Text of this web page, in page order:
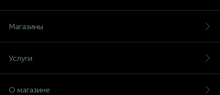
Магазины
Услуги
О магазине